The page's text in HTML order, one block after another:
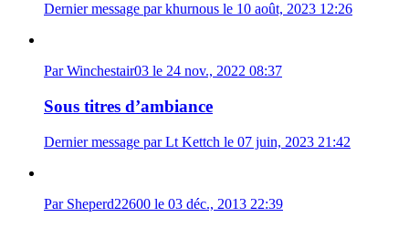
Dernier message par khurnous le 10 août, 2023 12:26
Par Winchestair03 le 24 nov., 2022 08:37
Sous titres d’ambiance
Dernier message par Lt Kettch le 07 juin, 2023 21:42
Par Sheperd22600 le 03 déc., 2013 22:39